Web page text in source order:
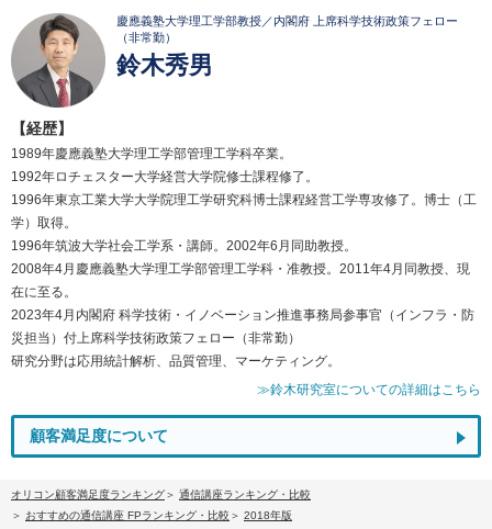
慶應義塾大学理工学部教授／内閣府 上席科学技術政策フェロー
（非常勤）
鈴木秀男
【経歴】
1989年慶應義塾大学理工学部管理工学科卒業。
1992年ロチェスター大学経営大学院修士課程修了。
1996年東京工業大学大学院理工学研究科博士課程経営工学専攻修了。博士（工
学）取得。
1996年筑波大学社会工学系・講師。2002年6月同助教授。
2008年4月慶應義塾大学理工学部管理工学科・准教授。2011年4月同教授、現
在に至る。
2023年4月内閣府 科学技術・イノベーション推進事務局参事官（インフラ・防
災担当）付上席科学技術政策フェロー（非常勤）
研究分野は応用統計解析、品質管理、マーケティング。
≫鈴木研究室についての詳細はこちら
顧客満足度について
オリコン顧客満足度ランキング
通信講座ランキング・比較
おすすめの通信講座 FPランキング・比較
2018年版